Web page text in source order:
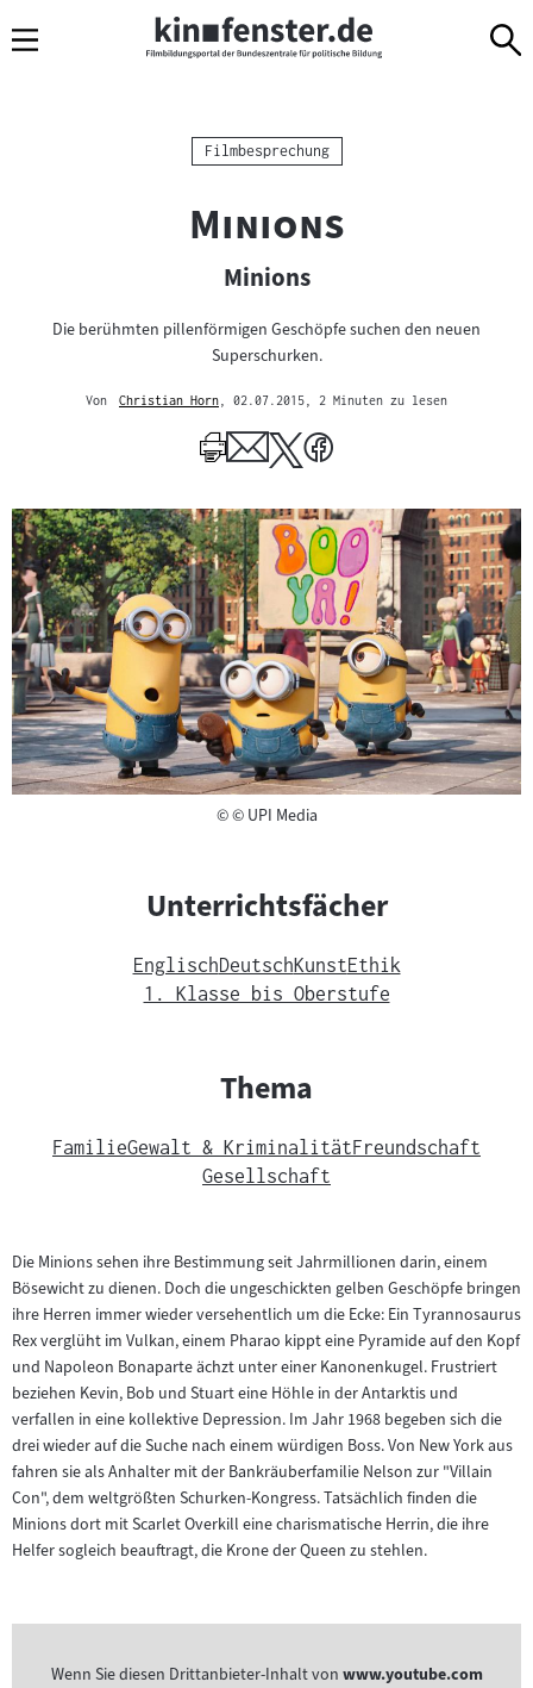
Navigation
zum
zur
Kategorie:
Filmbesprechung
"
Minions"
Minions
Die berühmten pillenförmigen Geschöpfe suchen den neuen
Superschurken.
Von
Christian Horn
Author
, 02.07.2015 , 2 Minuten zu lesen
©Copyright
© UPI Media
Unterrichtsfächer
EnglischDeutschKunstEthik
1. Klasse bis Oberstufe
Thema
FamilieGewalt & KriminalitätFreundschaft
Gesellschaft
Die Minions sehen ihre Bestimmung seit Jahrmillionen darin, einem
Bösewicht zu dienen. Doch die ungeschickten gelben Geschöpfe bringen
ihre Herren immer wieder versehentlich um die Ecke: Ein Tyrannosaurus
Rex verglüht im Vulkan, einem Pharao kippt eine Pyramide auf den Kopf
und Napoleon Bonaparte ächzt unter einer Kanonenkugel. Frustriert
beziehen Kevin, Bob und Stuart eine Höhle in der Antarktis und
verfallen in eine kollektive Depression. Im Jahr 1968 begeben sich die
drei wieder auf die Suche nach einem würdigen Boss. Von New York aus
fahren sie als Anhalter mit der Bankräuberfamilie Nelson zur "Villain
Con", dem weltgrößten Schurken-Kongress. Tatsächlich finden die
Minions dort mit Scarlet Overkill eine charismatische Herrin, die ihre
Helfer sogleich beauftragt, die Krone der Queen zu stehlen.
Wenn Sie diesen Drittanbieter-Inhalt von www.youtube.com